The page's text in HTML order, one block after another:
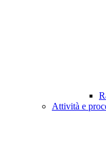
Attività e